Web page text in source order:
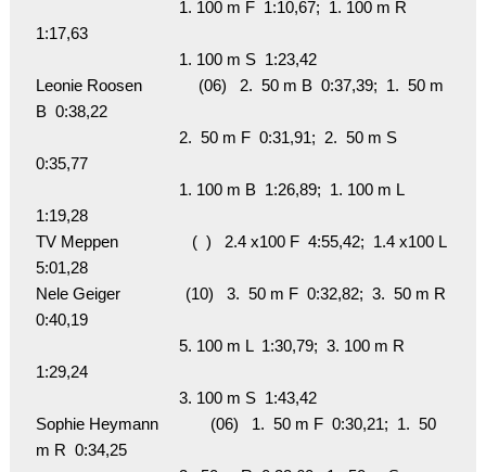
1:17,63
Leonie Roosen             (06)   2.  50 m B  0:37,39;  1.  50 m
B  0:38,22
0:35,77
1:19,28
TV Meppen                 (  )   2.4 x100 F  4:55,42;  1.4 x100 L
5:01,28
Nele Geiger               (10)   3.  50 m F  0:32,82;  3.  50 m R
0:40,19
1:29,24
Sophie Heymann            (06)   1.  50 m F  0:30,21;  1.  50
m R  0:34,25